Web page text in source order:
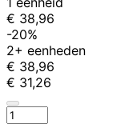
€ 38,96
-20%
2+ eenheden
€ 38,96
€ 31,26